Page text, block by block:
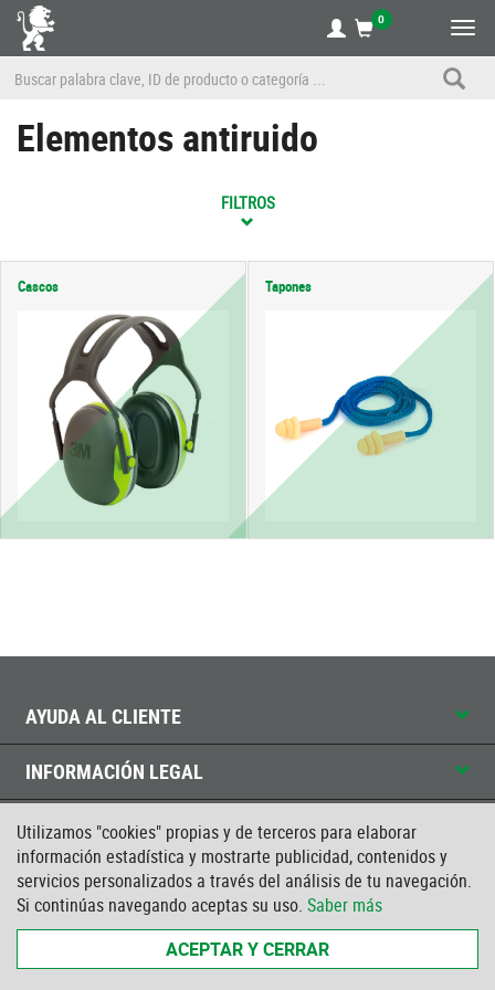
Utilizamos "cookies" propias y de terceros para elaborar
información estadística y mostrarte publicidad, contenidos y
servicios personalizados a través del análisis de tu navegación.
Si continúas navegando aceptas su uso. Saber más
ACEPTAR Y CERRAR
0
Elementos antiruido
FILTROS
Cascos Tapones
AYUDA AL CLIENTE
INFORMACIÓN LEGAL
CONTACTO
CERTIFICADO ISO